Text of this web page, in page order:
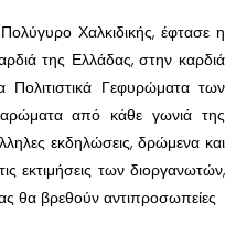
Χαλκιδικής, έφτασε η
της Ελλάδας, στην καρδιά
Γεφυρώματα των
αρώματα από κάθε γωνιά της
εκδηλώσεις, δρώμενα και
εκτιμήσεις των διοργανωτών,
θα βρεθούν αντιπροσωπείες